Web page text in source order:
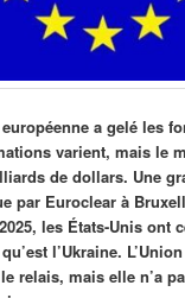
européenne a gelé les
varient, mais le
de dollars. Une
par Euroclear à
les États-Unis ont
l’Ukraine.
relais, mais elle n’a